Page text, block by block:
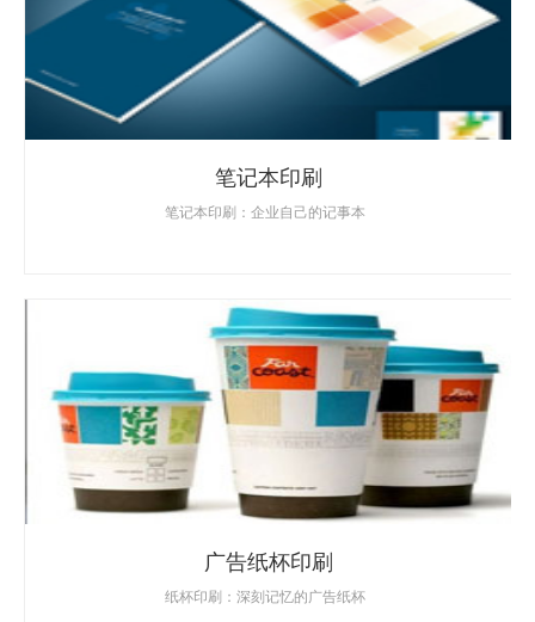
笔记本印刷
笔记本印刷：企业自己的记事本
广告纸杯印刷
纸杯印刷：深刻记忆的广告纸杯